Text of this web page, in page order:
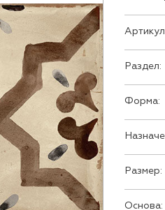
Раздел:
Форма:
Размер:
Основа: